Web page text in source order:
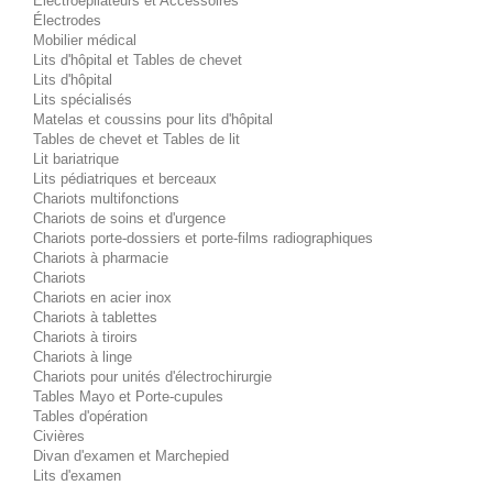
Électrodes
Mobilier médical
Lits d'hôpital et Tables de chevet
Lits d'hôpital
Lits spécialisés
Matelas et coussins pour lits d'hôpital
Tables de chevet et Tables de lit
Lit bariatrique
Lits pédiatriques et berceaux
Chariots multifonctions
Chariots de soins et d'urgence
Chariots porte-dossiers et porte-films radiographiques
Chariots à pharmacie
Chariots
Chariots en acier inox
Chariots à tablettes
Chariots à tiroirs
Chariots à linge
Chariots pour unités d'électrochirurgie
Tables Mayo et Porte-cupules
Tables d'opération
Civières
Divan d'examen et Marchepied
Lits d'examen